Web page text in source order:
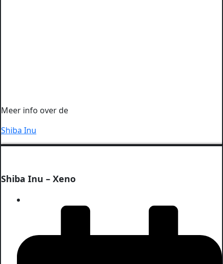
Meer info over de
Shiba Inu
Shiba Inu – Xeno